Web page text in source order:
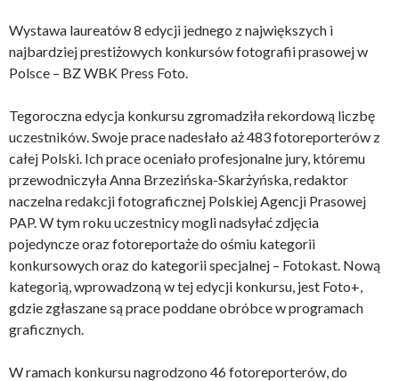
Wystawa laureatów 8 edycji jednego z największych i
najbardziej prestiżowych konkursów fotografii prasowej w
Polsce – BZ WBK Press Foto.
Tegoroczna edycja konkursu zgromadziła rekordową liczbę
uczestników. Swoje prace nadesłało aż 483 fotoreporterów z
całej Polski. Ich prace oceniało profesjonalne jury, któremu
przewodniczyła Anna Brzezińska-Skarżyńska, redaktor
naczelna redakcji fotograficznej Polskiej Agencji Prasowej
PAP. W tym roku uczestnicy mogli nadsyłać zdjęcia
pojedyncze oraz fotoreportaże do ośmiu kategorii
konkursowych oraz do kategorii specjalnej – Fotokast. Nową
kategorią, wprowadzoną w tej edycji konkursu, jest Foto+,
gdzie zgłaszane są prace poddane obróbce w programach
graficznych.
W ramach konkursu nagrodzono 46 fotoreporterów, do